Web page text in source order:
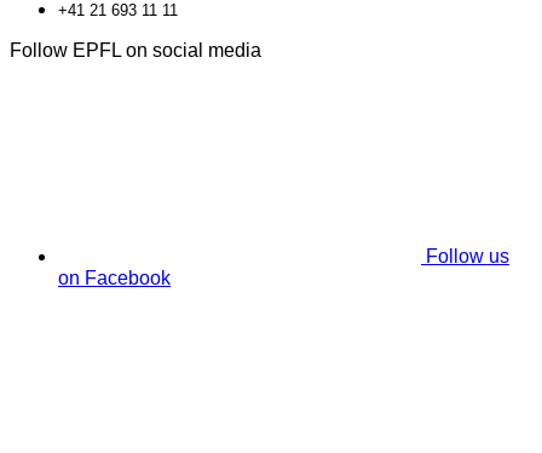
+41 21 693 11 11
Follow EPFL on social media
Follow us
on Facebook